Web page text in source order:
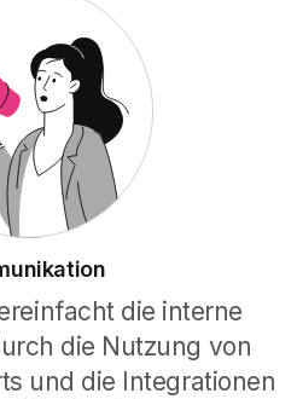
Mehr erfahren
sich im Unternehmen
Fähigkeiten bekannt
Mehr erfahren
die interne
die Nutzung von
und die Integrationen